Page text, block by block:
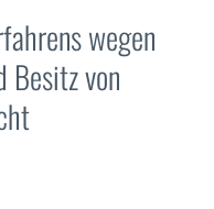
wegen
Besitz von